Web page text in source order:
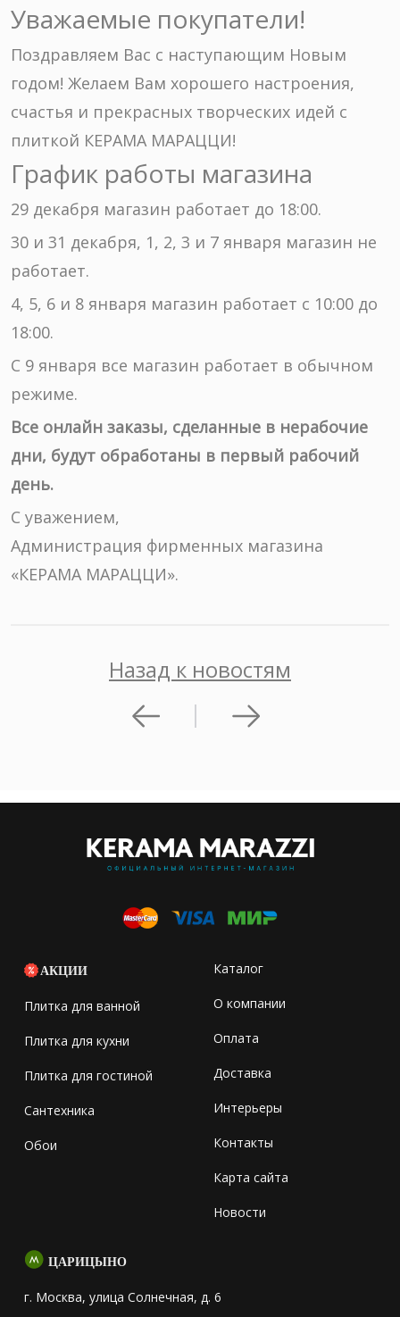
Уважаемые покупатели!
Поздравляем Вас с наступающим Новым
годом! Желаем Вам хорошего настроения,
счастья и прекрасных творческих идей с
плиткой КЕРАМА МАРАЦЦИ!
График работы магазина
29 декабря магазин работает до 18:00.
30 и 31 декабря, 1, 2, 3 и 7 января магазин не
работает.
4, 5, 6 и 8 января магазин работает с 10:00 до
18:00.
С 9 января все магазин работает в обычном
режиме.
Все онлайн заказы, сделанные в нерабочие
дни, будут обработаны в первый рабочий
день.
С уважением,
Администрация фирменных магазина
«КЕРАМА МАРАЦЦИ».
Назад к новостям
АКЦИИ
Плитка для ванной
Плитка для кухни
Плитка для гостиной
Сантехника
Обои
Каталог
О компании
Оплата
Доставка
Интерьеры
Контакты
Карта сайта
Новости
ЦАРИЦЫНО
г. Москва, улица Солнечная, д. 6